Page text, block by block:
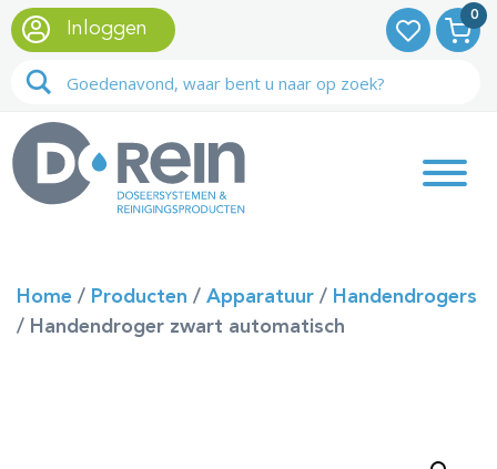
0
Inloggen
Home / Producten / Apparatuur / Handendrogers
/ Handendroger zwart automatisch